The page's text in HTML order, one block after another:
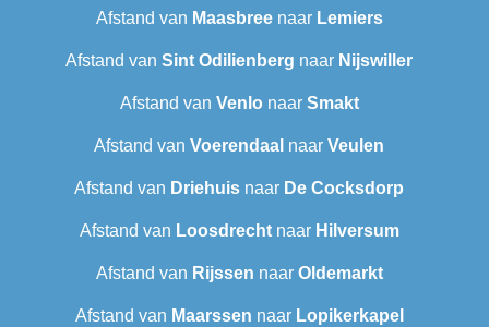
Afstand van Maasbreenaar Lemiers
Afstand van Sint Odilienberg naar Nijswiller
Afstand van Venlo naar Smakt
Afstand van Voerendaal naar Veulen
Afstand van Driehuis naar De Cocksdorp
Afstand van Loosdrechtnaar Hilversum
Afstand van Rijssen naar Oldemarkt
Afstand van Maarssen naar Lopikerkapel